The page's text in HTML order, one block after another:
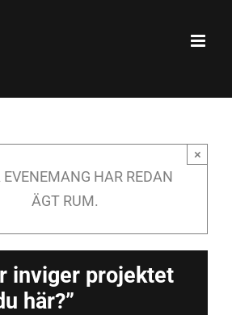
EVENEMANG HAR REDAN
ÄGT RUM.
×
inviger projektet
här?”